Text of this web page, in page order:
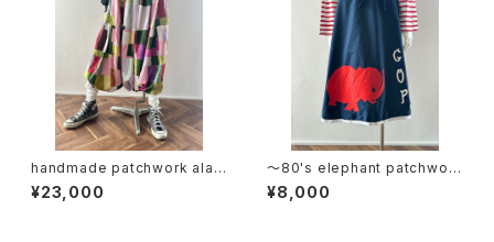
handmade patchwork alad
din pants
¥23,000
〜80's elephant patchwork
wrap skirt
¥8,000